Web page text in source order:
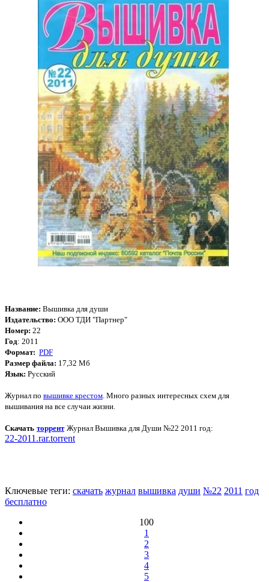
Название: Вышивка для души
Издательство: ООО ТДИ "Партнер"
Номер: 22
Год: 2011
Формат: PDF
Размер файла: 17,32 Мб
Язык: Русский
Журнал по вышивке крестом . Много разных интересных схем для
вышивания на все случаи жизни.
Скачатьторрент Журнал Вышивка для Души №22 2011 год:
22-2011.rar.torrent
Ключевые теги: скачать журнал вышивка души №22 2011 год
бесплатно
100
1
2
3
4
5